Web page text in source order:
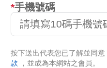
手機號碼
按下送出代表您已了解並同意
款
，並成為本網站之會員。